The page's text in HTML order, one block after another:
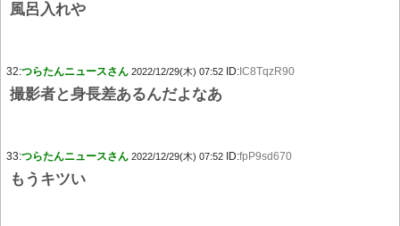
風呂入れや
32:つらたんニュースさん 2022/12/29(木) 07:52 ID: IC8TqzR90
撮影者と身長差あるんだよなあ
33:つらたんニュースさん 2022/12/29(木) 07:52 ID:fpP9sd670
もうキツい